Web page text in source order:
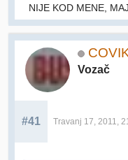
NIJE KOD MENE,
Vozač
#41 Travanj 17, 2011,